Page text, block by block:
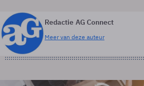
Redactie AG Connect
Meer van deze auteur